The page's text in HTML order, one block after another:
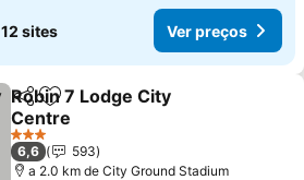
12 sites Ver preços
PartilharAdicionar aos favoritos
Robin 7 Lodge City
Centre
3 Estrelas
6,6
593
a 2.0 km de City Ground Stadium